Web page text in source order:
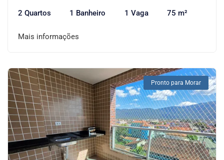
2 Quartos 1 Banheiro 1 Vaga 75 m²
Mais informações
Pronto para Morar